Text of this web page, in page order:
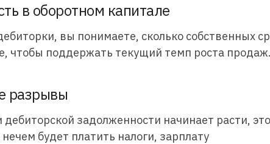
в оборотном капитале
вы понимаете, сколько собственных
чтобы поддержать текущий темп роста продаж.
разрывы
задолженности начинает расти, это
будет платить налоги, зарплату